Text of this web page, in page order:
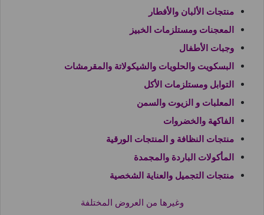
منتجات الألبان والأفطار
المعجنات ومستلزمات الخبيز
وجبات الأطفال
البسكويت والحلويات والشيكولاتة والمقرمشات
التوابل ومستلزمات الأكل
المعلبات و الزيوت والسمن
الفاكهة والخضروات
منتجات النظافة و المنتجات الورقية
المأكولات الباردة والمجمدة
منتجات التجميل والعناية الشخصية
وغيرها من العروض المختلفة